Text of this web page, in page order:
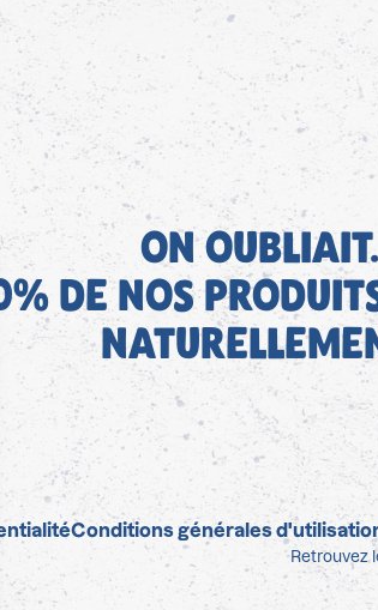
ON OUBLIAIT.
DE NOS
Conditions générales
Retrouvez